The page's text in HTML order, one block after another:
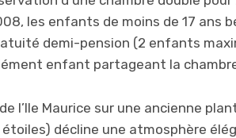
les enfants de moins de 17 ans
demi-pension (2 enfants
enfant partageant la
l’Ile Maurice sur une ancienne
étoiles) décline une atmosphère